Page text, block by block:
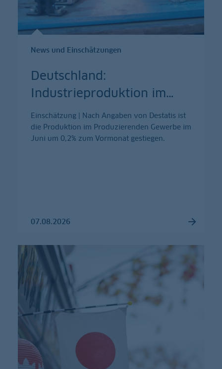
News und Einschätzungen
Deutschland:
Industrieproduktion im…
Einschätzung | Nach Angaben von Destatis ist
die Produktion im Produzierenden Gewerbe im
Juni um 0,2% zum Vormonat gestiegen.
07.08.2026